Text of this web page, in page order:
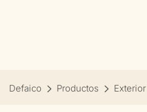
Defaico Productos Exterior